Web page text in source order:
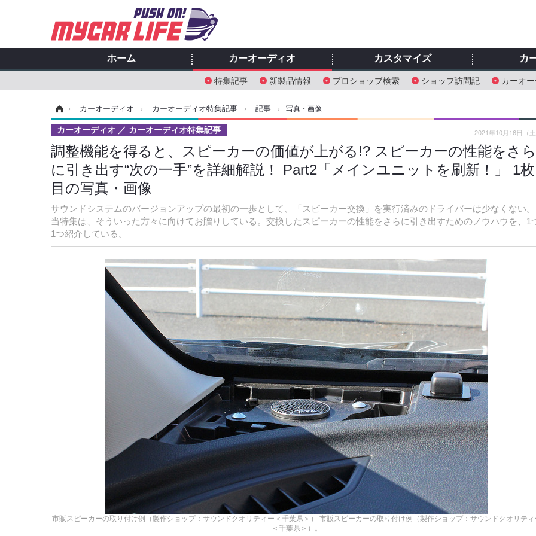
ホーム カーオーディオ
特集記事 新製品情報 プロショップ検索 ショップ訪問記 カーオ
カスタマイズ カ
› カーオーディオ › カーオーディオ特集記事 › 記事 › 写真・画像
調整機能を得ると、スピーカーの価値が上がる!? スピーカーの性能をさ
に引き出す“次の一手”を詳細解説！ Part2「メインユニットを刷新！」 1枚
目の写真・画像
サウンドシステムのバージョンアップの最初の一歩として、「スピーカー交換」を実行済みのドライバーは少なくない。
当特集は、そういった方々に向けてお贈りしている。交換したスピーカーの性能をさらに引き出すためのノウハウを、1
1つ紹介している。
カーオーディオ カーオーディオ特集記事 2021年10月16日（
市販スピーカーの取り付け例（製作ショップ：サウンドクオリティー＜千葉県＞）
市販スピーカーの取り付け例（製作ショップ：サウンドクオリティ
＜千葉県＞）。